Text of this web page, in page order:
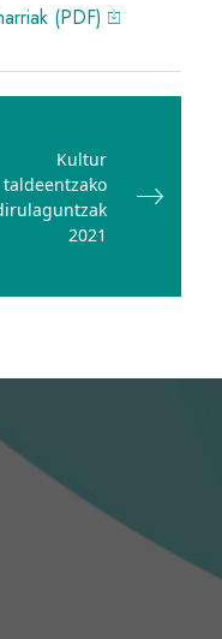
(PDF)
Kultur
taldeentzako
2021